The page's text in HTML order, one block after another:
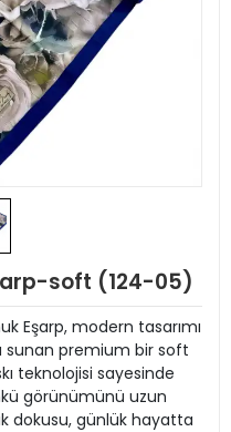
soft (124-05)
Eşarp, modern tasarımı
sunan premium bir soft
teknolojisi sayesinde
görünümünü uzun
dokusu, günlük hayatta